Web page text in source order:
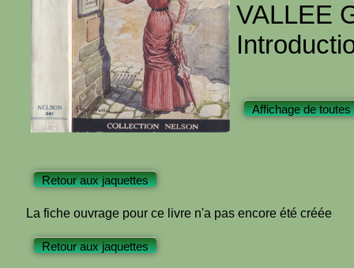
VALLEE
Affichage de
Retour aux jaquettes
La fiche ouvrage pour ce livre n'a pas encore été créée
Retour aux jaquettes